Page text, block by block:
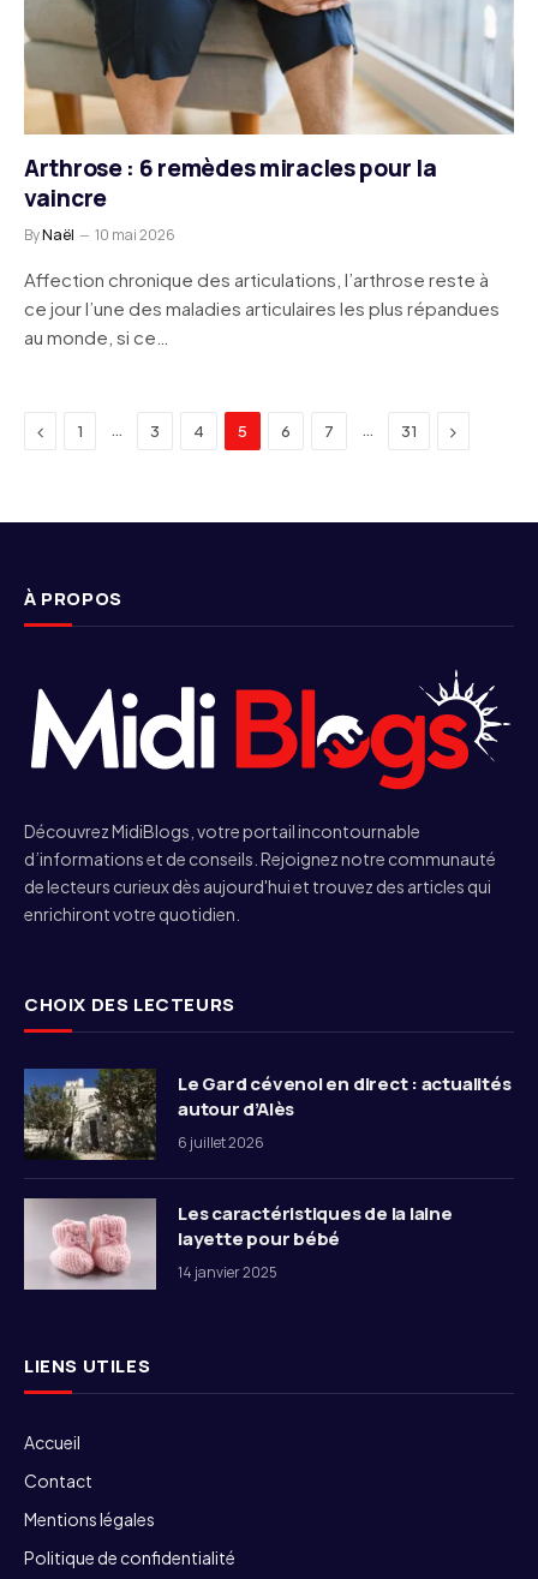
Arthrose : 6 remèdes miracles pour la
vaincre
ByNaël 10 mai 2026
Affection chronique des articulations, l’arthrose reste à
ce jour l’une des maladies articulaires les plus répandues
au monde, si ce…
Previous
1 … 3 4 5 6 7 … 31 Next
À PROPOS
Découvrez MidiBlogs, votre portail incontournable
d’informations et de conseils. Rejoignez notre communauté
de lecteurs curieux dès aujourd'hui et trouvez des articles qui
enrichiront votre quotidien.
CHOIX DES LECTEURS
Le Gard cévenol en direct : actualités
autour d’Alès
6 juillet 2026
Les caractéristiques de la laine
layette pour bébé
14 janvier 2025
LIENS UTILES
Accueil
Contact
Mentions légales
Politique de confidentialité